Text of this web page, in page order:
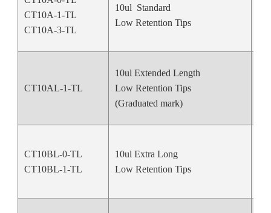
CT10A-1-TL
CT10A-3-TL
10ul Standard
Low Retention Tips
CT10AL-1-TL
10ul Extended Length
Low Retention Tips
(Graduated mark)
CT10BL-0-TL
CT10BL-1-TL
10ul Extra Long
Low Retention Tips